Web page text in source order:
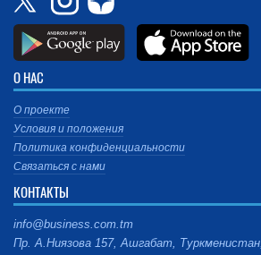
О НАС
О проекте
Условия и положения
Политика конфиденциальности
Связаться с нами
КОНТАКТЫ
info@business.com.tm
Пр. А.Ниязова 157, Ашгабат,